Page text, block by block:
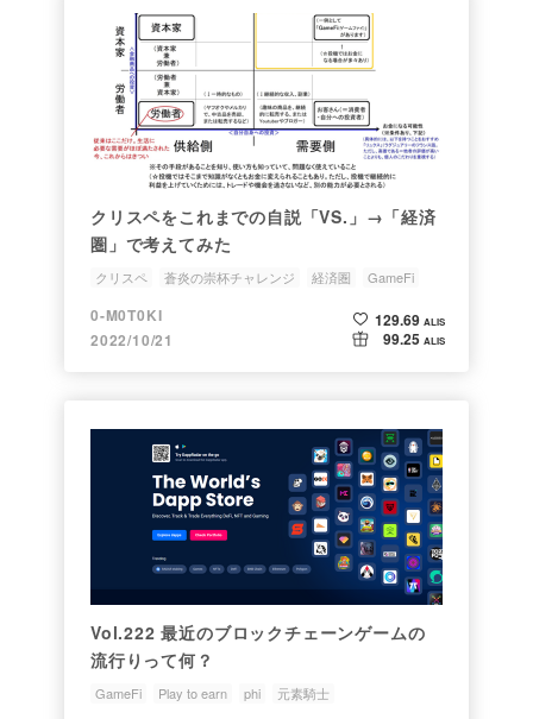
クリスペをこれまでの自説「VS.」→「経済
圏」で考えてみた
クリスペ 蒼炎の崇杯チャレンジ 経済圏
GameFi
Play to earn
0-M0T0KI
2022/10/21
129.69 ALIS
99.25 ALIS
Vol.222 最近のブロックチェーンゲームの
流行りって何？
GameFi Play to earn phi 元素騎士